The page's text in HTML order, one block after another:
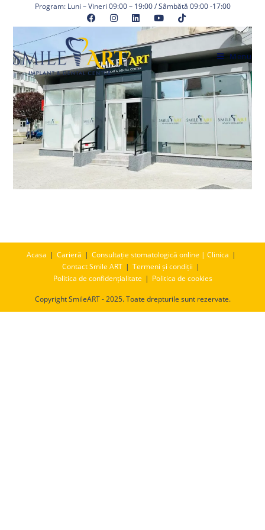
Program: Luni – Vineri 09:00 – 19:00 / Sâmbătă 09:00 -17:00
Menu
Acasa Carieră
Consultație stomatologică online | Clinica
Contact Smile ART
Termeni și condiții
Politica de confidențialitate
Politica de cookies
Copyright SmileART - 2025. Toate drepturile sunt rezervate.